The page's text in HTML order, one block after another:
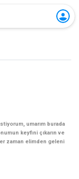
umarım burada
keyfini çıkarın ve
zaman elimden geleni